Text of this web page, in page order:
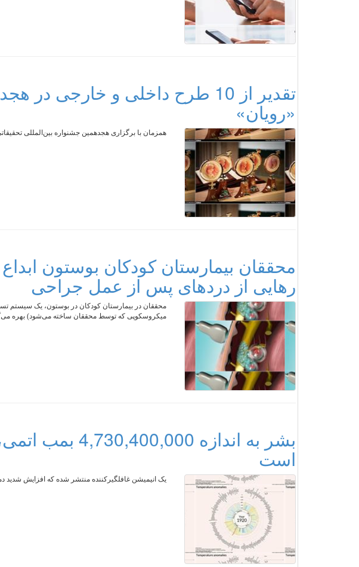
تقدیر از 10 طرح داخلی و خارجی
«رویان»
همزمان با برگزاری هجدهمین جشنواره بین‌المللی
محققان بیمارستان کودکان بوستون
رهایی از دردهای پس از عمل جراحی
محققان در بیمارستان کودکان در بوستون، یک سیستم
میکروسکوپی که توسط محققان ساخته می‌شود) بهره
بشر به اندازه
است
یک انیمیشن غافلگیرکننده منتشر شده که افزایش شدید دمای کره زمین در 191 کشور را